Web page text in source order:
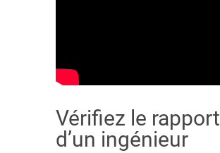
Vérifiez le rapport
d’un ingénieur